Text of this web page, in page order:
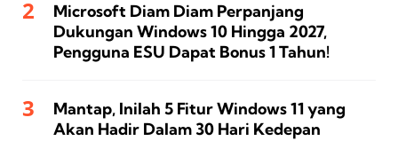
Microsoft Diam Diam Perpanjang
Dukungan Windows 10 Hingga 2027,
Pengguna ESU Dapat Bonus 1 Tahun!
Mantap, Inilah 5 Fitur Windows 11 yang
Akan Hadir Dalam 30 Hari Kedepan